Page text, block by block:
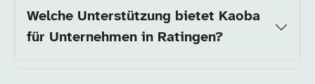
Welche Unterstützung bietet Kaoba
für Unternehmen in Ratingen?